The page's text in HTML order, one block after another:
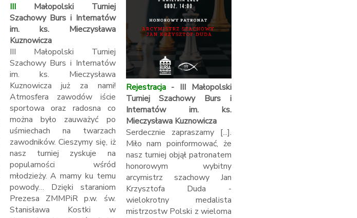
IIIMałopolski Turniej
Szachowy Burs i Internatów
im. ks. Mieczysława
Kuznowicza
III Małopolski Turniej
Szachowy Burs i Internatów
im. ks. Mieczysława
Kuznowicza już za nami!
Atmosfera zawodów iście
sportowa oraz radosna co
można było zauważyć po
uśmiechach na twarzach
zawodników. Cieszymy się, iż
nasz turniej zyskuje na
popularności wśród
młodzieży. A mamy ku temu
powody… Dzięki staraniom
Prezesa ZMMPiR p.w. św.
Stanisława Kostki w
Rejestracja- III Małopolski
Turniej Szachowy Burs i
Internatów im. ks.
Mieczysława Kuznowicza
Serdecznie zapraszamy [...].
Miło nam poinformować, że
nasz turniej objął patronatem
honorowym wybitny
arcymistrz szachowy Jan
Krzysztofa Duda -
wielokrotny medalista
mistrzostw Polski z wieloma